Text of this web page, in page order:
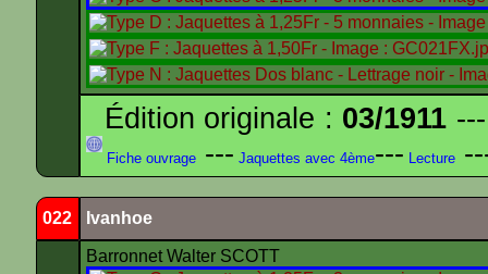
Édition originale : 03/1911
Fiche ouvrage --- Jaquettes avec 4ème--- Lecture
022 Ivanhoe
Barronnet Walter SCOTT